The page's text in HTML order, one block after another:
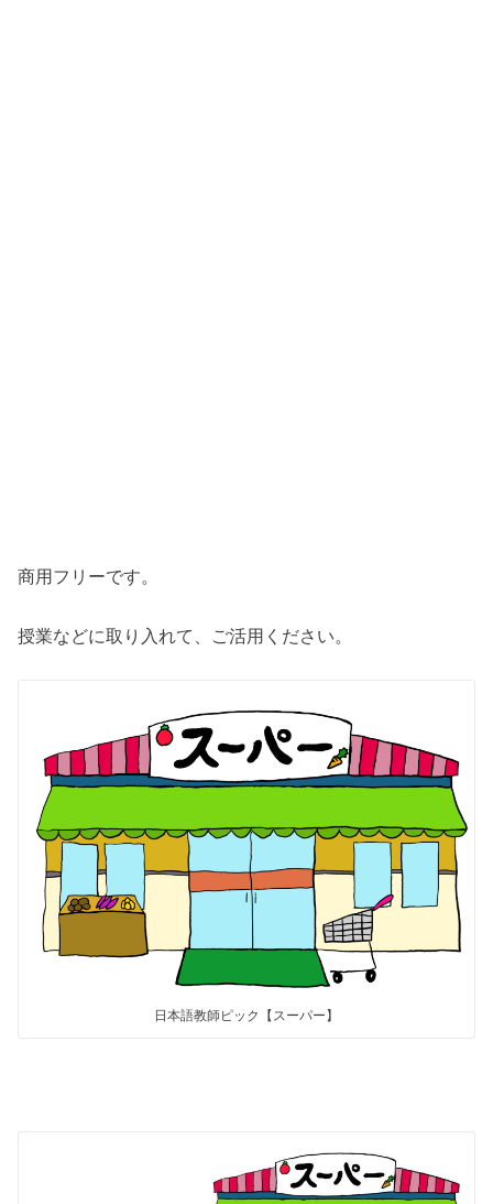
商用フリーです。
授業などに取り入れて、ご活用ください。
日本語教師ピック【スーパー】